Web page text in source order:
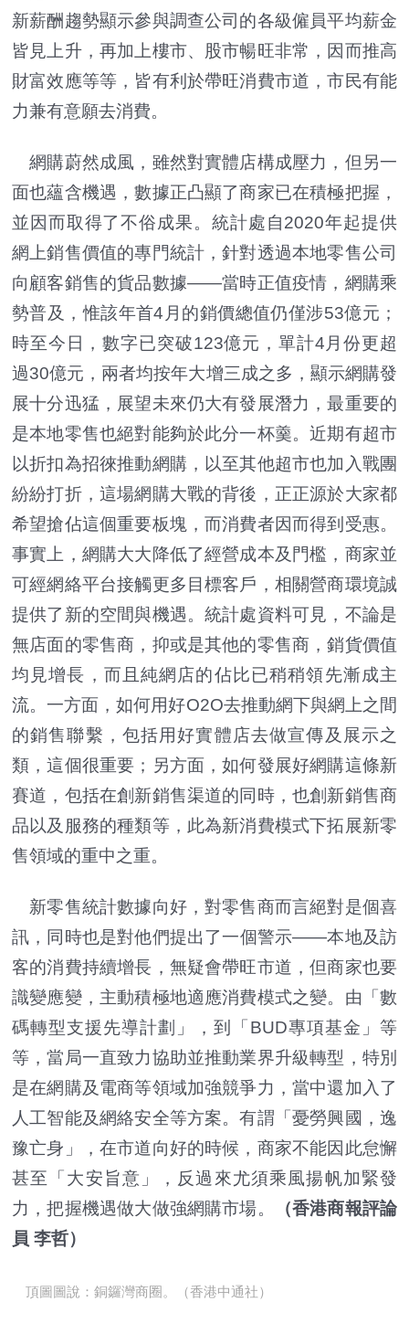
新薪酬趨勢顯示參與調查公司的各級僱員平均薪金
皆見上升，再加上樓市、股市暢旺非常，因而推高
財富效應等等，皆有利於帶旺消費市道，市民有能
力兼有意願去消費。
網購蔚然成風，雖然對實體店構成壓力，但另一
面也蘊含機遇，數據正凸顯了商家已在積極把握，
並因而取得了不俗成果。統計處自2020年起提供
網上銷售價值的專門統計，針對透過本地零售公司
向顧客銷售的貨品數據——當時正值疫情，網購乘
勢普及，惟該年首4月的銷價總值仍僅涉53億元；
時至今日，數字已突破123億元，單計4月份更超
過30億元，兩者均按年大增三成之多，顯示網購發
展十分迅猛，展望未來仍大有發展潛力，最重要的
是本地零售也絕對能夠於此分一杯羹。近期有超市
以折扣為招徠推動網購，以至其他超市也加入戰團
紛紛打折，這場網購大戰的背後，正正源於大家都
希望搶佔這個重要板塊，而消費者因而得到受惠。
事實上，網購大大降低了經營成本及門檻，商家並
可經網絡平台接觸更多目標客戶，相關營商環境誠
提供了新的空間與機遇。統計處資料可見，不論是
無店面的零售商，抑或是其他的零售商，銷貨價值
均見增長，而且純網店的佔比已稍稍領先漸成主
流。一方面，如何用好O2O去推動網下與網上之間
的銷售聯繫，包括用好實體店去做宣傳及展示之
類，這個很重要；另方面，如何發展好網購這條新
賽道，包括在創新銷售渠道的同時，也創新銷售商
品以及服務的種類等，此為新消費模式下拓展新零
售領域的重中之重。
新零售統計數據向好，對零售商而言絕對是個喜
訊，同時也是對他們提出了一個警示——本地及訪
客的消費持續增長，無疑會帶旺市道，但商家也要
識變應變，主動積極地適應消費模式之變。由「數
碼轉型支援先導計劃」，到「BUD專項基金」等
等，當局一直致力協助並推動業界升級轉型，特別
是在網購及電商等領域加強競爭力，當中還加入了
人工智能及網絡安全等方案。有謂「憂勞興國，逸
豫亡身」，在市道向好的時候，商家不能因此怠懈
甚至「大安旨意」，反過來尤須乘風揚帆加緊發
力，把握機遇做大做強網購市場。
（香港商報評論
員 李哲）
頂圖圖說：銅鑼灣商圈。（香港中通社）